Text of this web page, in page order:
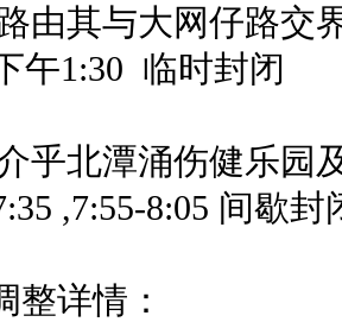
由其与大网仔路交
午1:30 临时封闭
乎北潭涌伤健乐园
,7:55-8:05 间歇封
整详情：